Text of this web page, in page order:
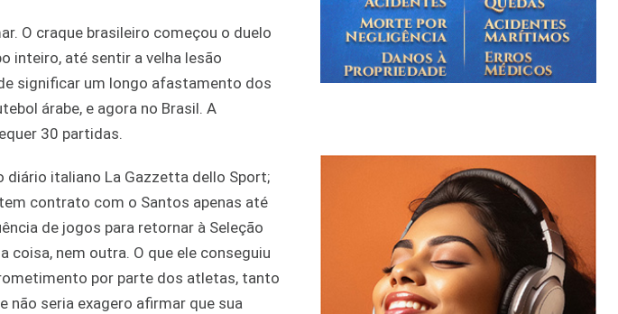
O craque brasileiro começou o duelo
inteiro, até sentir a velha lesão
significar um longo afastamento dos
árabe, e agora no Brasil. A
30 partidas.
diário italiano La Gazzetta dello Sport;
tem contrato com o Santos apenas até
de jogos para retornar à Seleção
coisa, nem outra. O que ele conseguiu
por parte dos atletas, tanto
não seria exagero afirmar que sua